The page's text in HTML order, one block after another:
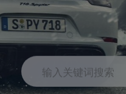
输入关键词搜索